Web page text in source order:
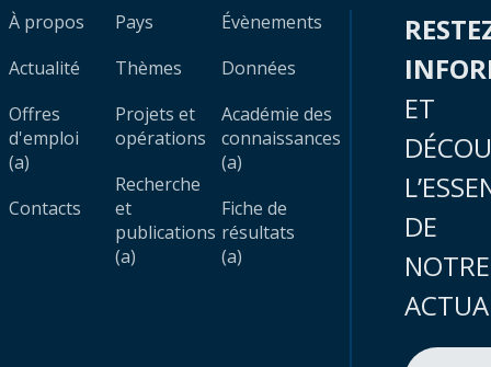
À propos
Actualité
Offres
d'emploi
(a)
Contacts
Pays
Thèmes
Projets et
opérations
Recherche
et
publications
(a)
Évènements
Données
Académie des
connaissances
(a)
Fiche de
résultats
(a)
ET
DE
NOTRE